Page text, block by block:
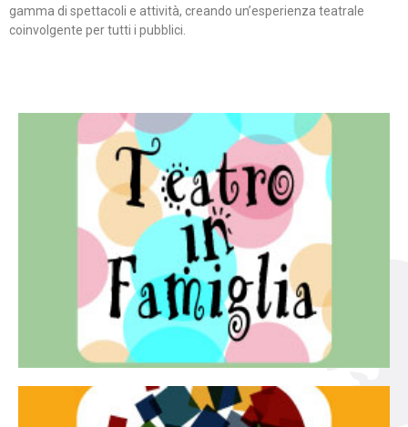
gamma di spettacoli e attività, creando un’esperienza teatrale
coinvolgente per tutti i pubblici.
Teatro in famiglia
Teatro In Famiglia è una rassegna di teatro concepita
per far condividere e godere del teatro all’intera
famiglia.
Continua